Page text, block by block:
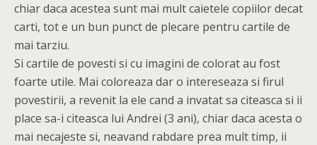
chiar daca acestea sunt mai mult caietele copiilor decat
carti, tot e un bun punct de plecare pentru cartile de
mai tarziu.
Si cartile de povesti si cu imagini de colorat au fost
foarte utile. Mai coloreaza dar o intereseaza si firul
povestirii, a revenit la ele cand a invatat sa citeasca si ii
place sa-i citeasca lui Andrei (3 ani), chiar daca acesta o
mai necajeste si, neavand rabdare prea mult timp, ii